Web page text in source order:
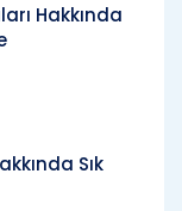
Hakkında
Sık